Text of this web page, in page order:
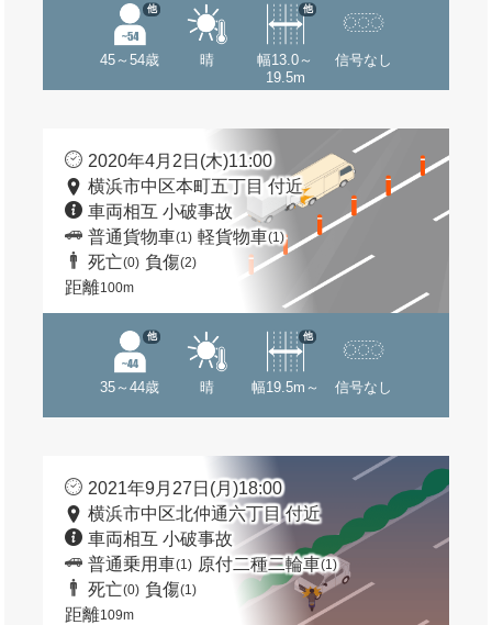
45～54歳
他
晴
幅13.0～
19.5m
他
信号なし
2020年4月2日(木)11:00
横浜市中区本町五丁目 付近
車両相互 小破事故
普通貨物車(1) 軽貨物車(1)
死亡(0) 負傷(2)
距離100m
35～44歳
他
晴 幅19.5m～
他
信号なし
2021年9月27日(月)18:00
横浜市中区北仲通六丁目 付近
車両相互 小破事故
普通乗用車(1) 原付二種二輪車(1)
死亡(0) 負傷(1)
距離109m